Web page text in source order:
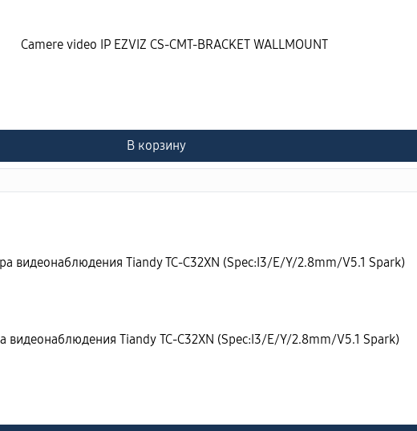
Camere video IP EZVIZ CS-CMT-BRACKET WALLMOUNT
В корзину
видеонаблюдения Tiandy TC-C32XN (Spec:I3/E/Y/2.8mm/V5.1 Spark)